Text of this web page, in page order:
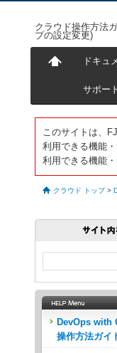
クラウド操作方法
プの設定変更)
ドキュ
サポート
このサイトは、
利用できる機能
利用できる機能
クラウド トップ >
DevOps with
操作方法ガイ